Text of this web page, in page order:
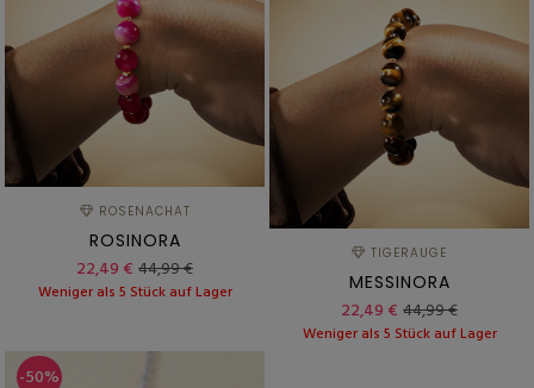
ROSENACHAT
ROSINORA
22,49 € 44,99 €
Weniger als 5 Stück auf Lager
TIGERAUGE
MESSINORA
22,49 € 44,99 €
Weniger als 5 Stück auf Lager
-50%